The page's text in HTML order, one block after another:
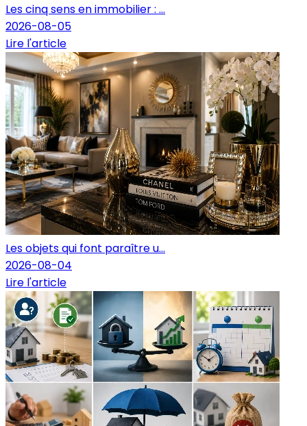
Les cinq sens en immobilier : ...
2026-08-05
Lire l'article
Les objets qui font paraître u...
2026-08-04
Lire l'article